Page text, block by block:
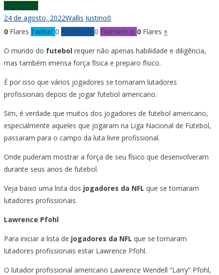
ESPORTES
24 de agosto, 2022Wallis Justino0
0 Flares Twitter 0 Facebook 0 Filament.io 0 Flares ×
O mundo do futebol requer não apenas habilidade e diligência,
mas também imensa força física e preparo físico.
É por isso que vários jogadores se tornaram lutadores
profissionais depois de jogar futebol americano.
Sim, é verdade que muitos dos jogadores de futebol americano,
especialmente aqueles que jogaram na Liga Nacional de Futebol,
passaram para o campo da luta livre profissional.
Onde puderam mostrar a força de seu físico que desenvolveram
durante seus anos de futebol.
Veja baixo uma lista dos jogadores da NFL que se tornaram
lutadores profissionais.
Lawrence Pfohl
Para iniciar a lista de jogadores da NFL que se tornaram
lutadores profissionais estar Lawrence Pfohl.
O lutador profissional americano Lawrence Wendell “Larry” Pfohl,